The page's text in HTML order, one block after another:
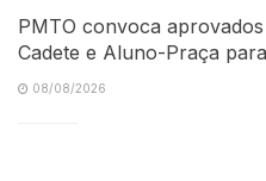
PMTO convoca
Cadete e Aluno-Praça
08/08/2026